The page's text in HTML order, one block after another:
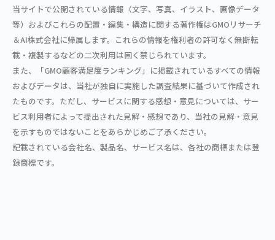
当サイトで公開されている情報（文字、写真、イラスト、画像データ
等）およびこれらの配置・編集・構造に関する著作権はGMOリサーチ
＆AI株式会社に帰属します。これらの情報を権利者の許可なく無断転
載・複製するなどの二次利用は固く禁じられています。
また、「GMO顧客満足度ランキング」に掲載されているすべての情報
およびデータは、当社が独自に実施した調査結果に基づいて作成され
たものです。ただし、サービスに関する感想・意見については、サー
ビス利用者によって提出された見解・感想であり、当社の見解・意見
を示すものではないことをあらかじめご了承ください。
記載されている会社名、製品名、サービス名は、各社の商標または登
録商標です。